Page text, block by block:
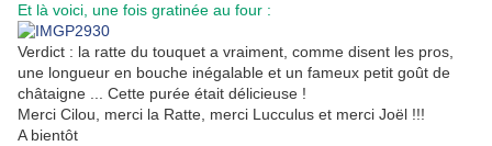
Et là voici, une fois gratinée au four :
Verdict : la ratte du touquet a vraiment, comme disent les pros,
une longueur en bouche inégalable et un fameux petit goût de
châtaigne ... Cette purée était délicieuse !
Merci Cilou, merci la Ratte, merci Lucculus et merci Joël !!!
A bientôt